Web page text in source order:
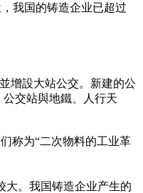
我国的铸造企业已超过
增設大站公交。新建的公
交站與地鐵、人行天
称为“二次物料的工业革
大。我国铸造企业产生的